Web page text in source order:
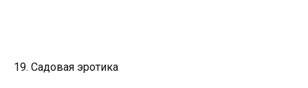
19. Садовая эротика